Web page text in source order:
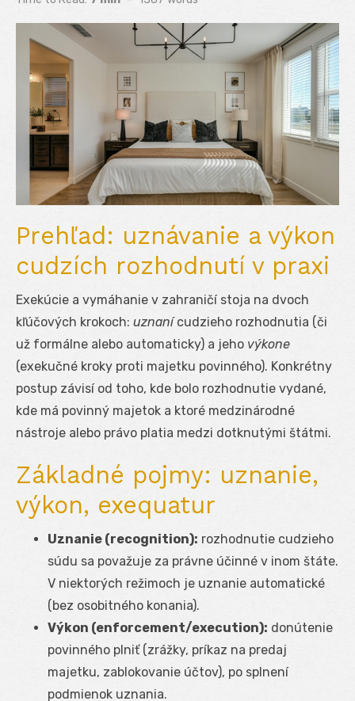
Prehľad: uznávanie a výkon
cudzích rozhodnutí v praxi
Exekúcie a vymáhanie v zahraničí stoja na dvoch
kľúčových krokoch: uznanícudzieho rozhodnutia (či
už formálne alebo automaticky) a jeho výkone
(exekučné kroky proti majetku povinného). Konkrétny
postup závisí od toho, kde bolo rozhodnutie vydané,
kde má povinný majetok a ktoré medzinárodné
nástroje alebo právo platia medzi dotknutými štátmi.
Základné pojmy: uznanie,
výkon, exequatur
Uznanie (recognition): rozhodnutie cudzieho
súdu sa považuje za právne účinné v inom štáte.
V niektorých režimoch je uznanie automatické
(bez osobitného konania).
Výkon (enforcement/execution): donútenie
povinného plniť (zrážky, príkaz na predaj
majetku, zablokovanie účtov), po splnení
podmienok uznania.